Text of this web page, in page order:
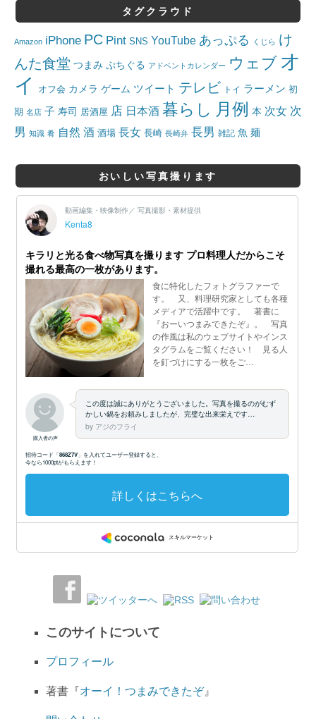
タグクラウド
Amazon iPhone PC Pint SNS YouTube あっぷる くじら け
んた食堂 つまみ ぷちぐる アドベントカレンダー ウェブ オ
イ
オフ会 カメラ ゲーム ツイート テレビ トイ ラーメン 初
期 名店 子 寿司 居酒屋 店 日本酒 暮らし 月例 本 次女 次
男 知識 肴 自然 酒 酒場 長女 長崎 長崎弁 長男 雑記 魚 麺
おいしい写真撮ります
このサイトについて
プロフィール
著書『オーイ！つまみできたぞ』